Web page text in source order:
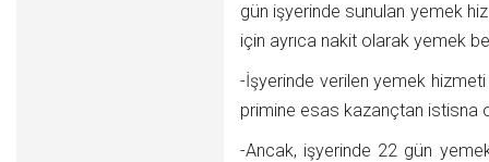
gün işyerinde sunulan yemek
için ayrıca nakit olarak yemek
-İşyerinde verilen yemek
primine esas kazançtan istisna
-Ancak, işyerinde 22 gün yemek